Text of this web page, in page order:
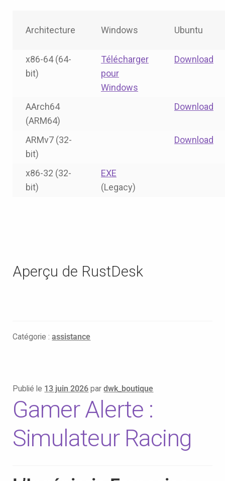
Architecture Windows Ubuntu
x86-64 (64-
bit)
Télécharger
pour
Windows
Download
AArch64
(ARM64)
Download
ARMv7 (32-
bit)
Download
x86-32 (32-
bit)
EXE
(Legacy)
Aperçu de RustDesk
Catégorie :assistance
Publié le 13 juin 2026 pardwk_boutique
Gamer Alerte :
Simulateur Racing